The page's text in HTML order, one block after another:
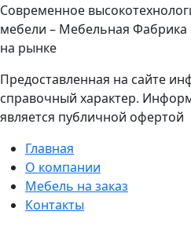
Современное
мебели – Мебельная Фабрика
на рынке
Предоставленная на сайте
справочный характер.
является публичной офертой
Главная
О компании
Мебель на заказ
Контакты